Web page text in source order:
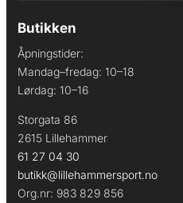
Butikken
Åpningstider:
Mandag–fredag: 10–18
Lørdag: 10–16
Storgata 86
2615 Lillehammer
61 27 04 30
butikk@lillehammersport.no
Org.nr: 983 829 856